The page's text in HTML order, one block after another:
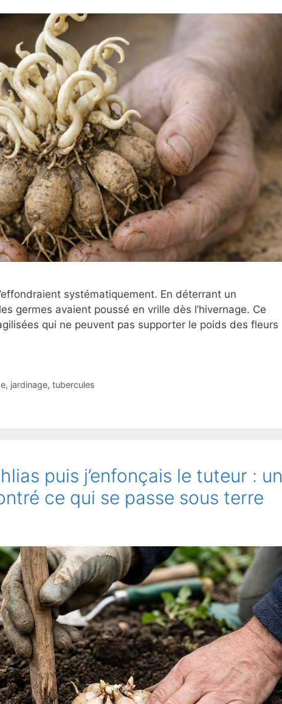
systématiquement. En déterrant un
germes avaient poussé en vrille dès l’hivernage. Ce
qui ne peuvent pas supporter le poids des fleurs
, jardinage, tubercules
puis j’enfonçais le tuteur : un
ce qui se passe sous terre